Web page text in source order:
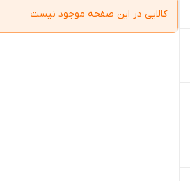
کالایی در این صفحه موجود نیست